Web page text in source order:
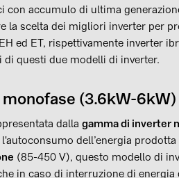
con accumulo di ultima
la scelta dei migliori inverter per
ed ET, rispettivamente inverter
questi due modelli di inverter.
(3.6kW-6kW)
dalla gamma di inverter
dell’energia
(85-450 V), questo modello di
in caso di interruzione di energia